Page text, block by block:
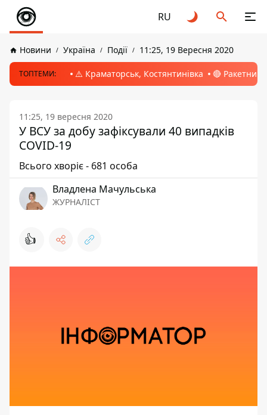
RU
Новини Україна Події 11:25, 19 Вересня 2020
ТОПТЕМИ: ⚠️ Краматорськ, Костянтинівка 🔴 Ракетний
11:25, 19 вересня 2020
У ВСУ за добу зафіксували 40 випадків
COVID-19
Всього хворіє - 681 особа
Владлена Мачульська
ЖУРНАЛІСТ
👍